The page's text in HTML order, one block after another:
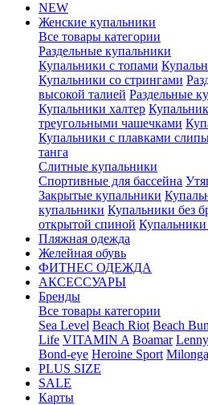
NEW
Женские купальники
Все товары категории
Раздельные купальники
Купальники с топами
Купальники со стрингами
высокой талией Раздельные
Купальники халтер
треугольными чашечками
Купальники с плавками
танга
Слитные купальники
Спортивные для бассейна
Закрытые купальники
купальники Купальники без
открытой спиной
Пляжная одежда
Желейная обувь
ФИТНЕС ОДЕЖДА
АКСЕССУАРЫ
Бренды
Все товары категории
Sea Level Beach Riot Beach
Life VITAMIN A Boamar
Bond-eye Heroine Sport Milonga
PLUS SIZE
SALE
Карты